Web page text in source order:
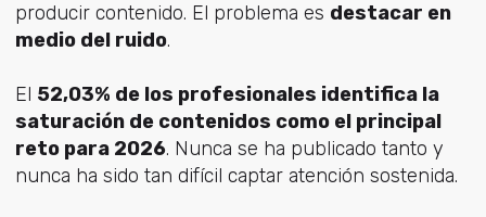
producir contenido. El problema es destacar en
medio del ruido.
El 52,03% de los profesionales identifica la
saturación de contenidos como el principal
reto para 2026. Nunca se ha publicado tanto y
nunca ha sido tan difícil captar atención sostenida.